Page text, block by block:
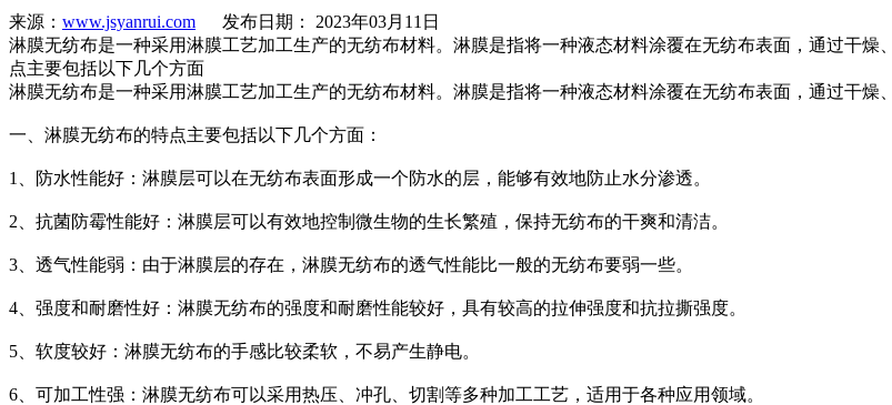
来源： www.jsyanrui.com 发布日期： 2023年03月11日
淋膜无纺布是一种采用淋膜工艺加工生产的无纺布材料。淋膜是指将一种液态材料涂覆在无纺布表面，通过干
点主要包括以下几个方面
淋膜无纺布是一种采用淋膜工艺加工生产的无纺布材料。淋膜是指将一种液态材料涂覆在无纺布表面，通过干燥
一、淋膜无纺布的特点主要包括以下几个方面：
1、防水性能好：淋膜层可以在无纺布表面形成一个防水的层，能够有效地防止水分渗透。
2、抗菌防霉性能好：淋膜层可以有效地控制微生物的生长繁殖，保持无纺布的干爽和清洁。
3、透气性能弱：由于淋膜层的存在，淋膜无纺布的透气性能比一般的无纺布要弱一些。
4、强度和耐磨性好：淋膜无纺布的强度和耐磨性能较好，具有较高的拉伸强度和抗拉撕强度。
5、软度较好：淋膜无纺布的手感比较柔软，不易产生静电。
6、可加工性强：淋膜无纺布可以采用热压、冲孔、切割等多种加工工艺，适用于各种应用领域。